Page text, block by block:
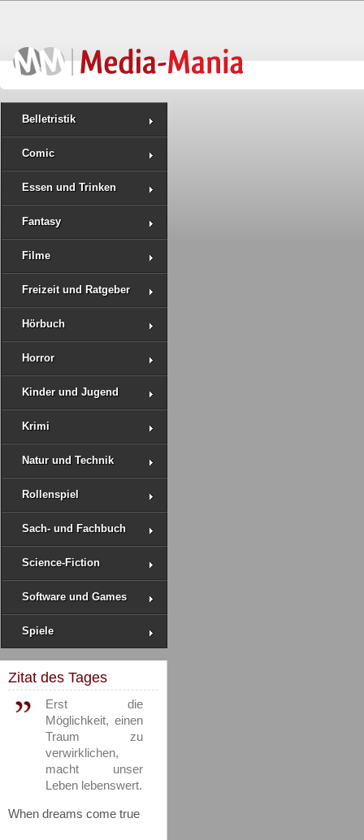
Belletristik
Comic
Essen und Trinken
Fantasy
Filme
Freizeit und Ratgeber
Hörbuch
Horror
Kinder und Jugend
Krimi
Natur und Technik
Rollenspiel
Sach- und Fachbuch
Science-Fiction
Software und Games
Spiele
Zitat des Tages
Erst die
Möglichkeit, einen
Traum zu
verwirklichen,
macht unser
Leben lebenswert.
When dreams come true